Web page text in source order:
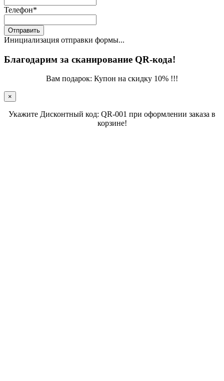
Телефон*
Отправить
Инициализация отправки формы...
Благодарим за сканирование QR-кода!
Вам подарок: Купон на скидку 10% !!!
×
Укажите Дисконтный код: QR-001 при оформлении заказа в
корзине!